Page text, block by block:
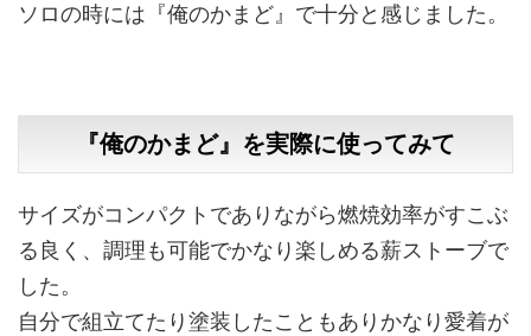
ソロの時には『俺のかまど』で十分と感じました。
『俺のかまど』を実際に使ってみて
サイズがコンパクトでありながら燃焼効率がすこぶ
る良く、調理も可能でかなり楽しめる薪ストーブで
した。
自分で組立てたり塗装したこともありかなり愛着が